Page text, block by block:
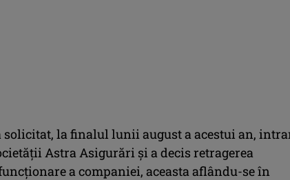
solicitat, la finalul lunii august a acestui an,
Astra Asigurări şi a decis retragerea
a companiei, aceasta aflându-se în